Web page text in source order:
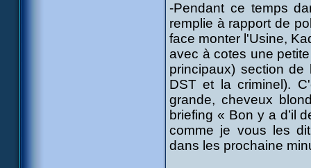
-Pendant ce temps
remplie à rapport de
face monter l'Usine,
avec à cotes une
principaux) section
DST et la criminel).
grande, cheveux
briefing « Bon y a d’il
comme je vous les
dans les prochaine